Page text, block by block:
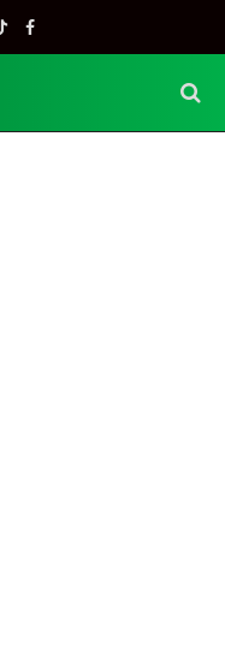
Facebook